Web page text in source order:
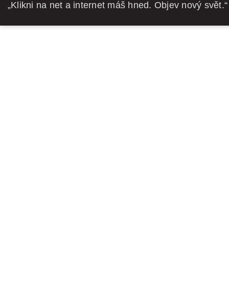
„Klikni na net a internet máš hned. Objev nový svět.“